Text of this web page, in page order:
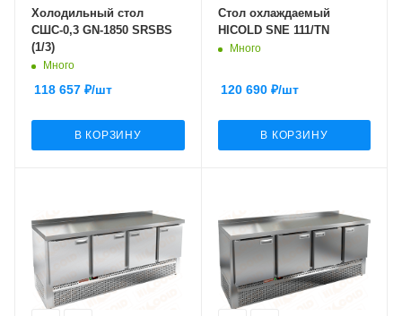
Холодильный стол
СШС-0,3 GN-1850 SRSBS
(1/3)
Много
118 657 ₽/шт
В КОРЗИНУ
Стол охлаждаемый
HICOLD SNE 111/TN
Много
120 690₽/шт
В КОРЗИНУ